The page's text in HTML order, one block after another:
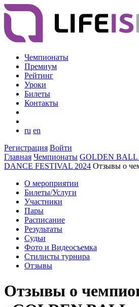
Чемпионаты
Премиум
Рейтинг
Уроки
Билеты
Контакты
ru en
Регистрация Войти
Главная Чемпионаты GOLDEN BALL
DANCE FESTIVAL 2024 Отзывы о
О мероприятии
Билеты/Услуги
Участники
Пары
Расписание
Результаты
Судьи
Фото и Видеосъемка
Стилисты турнира
Отзывы
Отзывы о